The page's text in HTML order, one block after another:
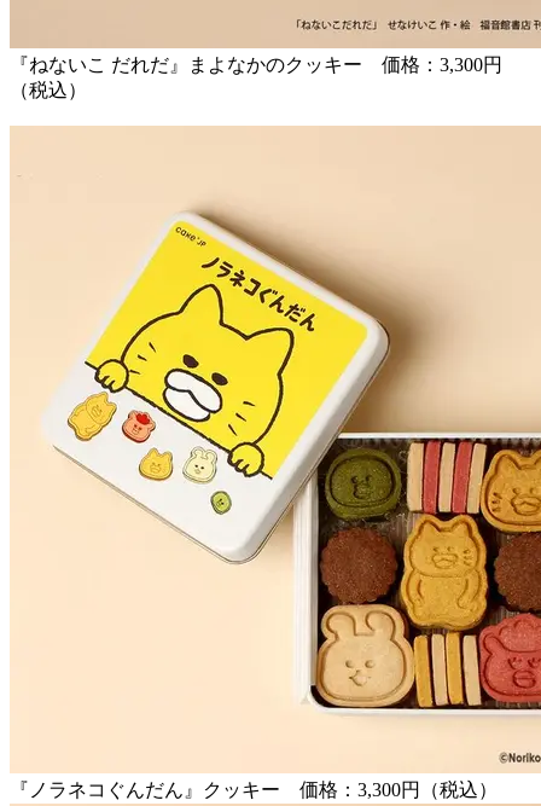
『ねないこ だれだ』まよなかのクッキー 価格：3,300円
（税込）
『ノラネコぐんだん』クッキー 価格：3,300円（税込）